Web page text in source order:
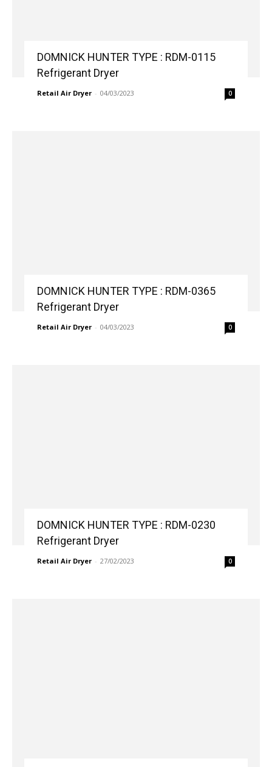
DOMNICK HUNTER TYPE : RDM-0115
Refrigerant Dryer
Retail Air Dryer - 04/03/2023 0
DOMNICK HUNTER TYPE : RDM-0365
Refrigerant Dryer
Retail Air Dryer - 04/03/2023 0
DOMNICK HUNTER TYPE : RDM-0230
Refrigerant Dryer
Retail Air Dryer - 27/02/2023 0